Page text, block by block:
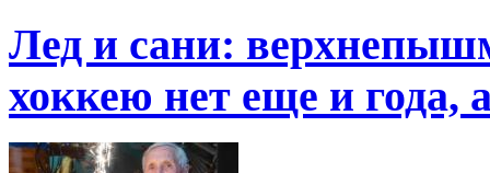
Лед и сани:
хоккею нет еще и года,